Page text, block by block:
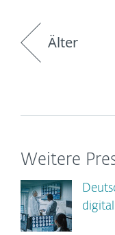
Älter
Weitere